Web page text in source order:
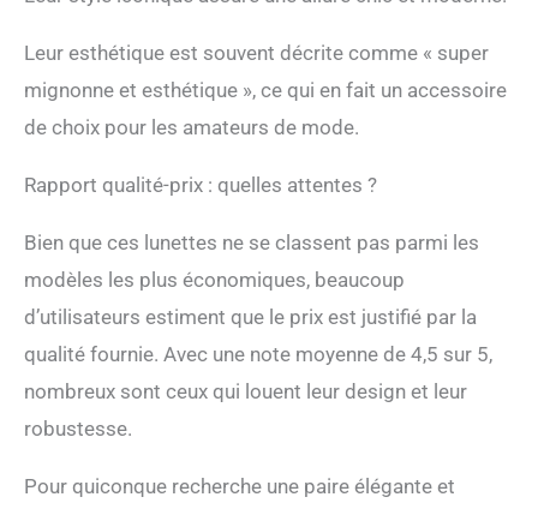
Leur esthétique est souvent décrite comme « super
mignonne et esthétique », ce qui en fait un accessoire
de choix pour les amateurs de mode.
Rapport qualité-prix : quelles attentes ?
Bien que ces lunettes ne se classent pas parmi les
modèles les plus économiques, beaucoup
d’utilisateurs estiment que le prix est justifié par la
qualité fournie. Avec une note moyenne de 4,5 sur 5,
nombreux sont ceux qui louent leur design et leur
robustesse.
Pour quiconque recherche une paire élégante et